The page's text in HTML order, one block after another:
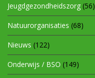
Jeugdgezondheidszorg (56)
Natuurorganisaties (68)
Nieuws (122)
Onderwijs / BSO (149)